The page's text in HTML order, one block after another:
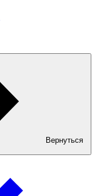
Вернуться